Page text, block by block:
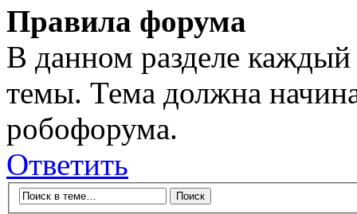
Правила форума
В данном разделе
темы. Тема должна
робофорума.
Ответить